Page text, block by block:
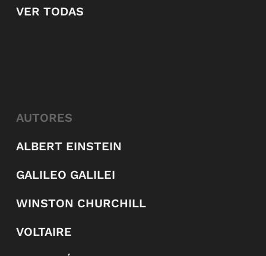
VER TODAS
AUTORES
ALBERT EINSTEIN
GALILEO GALILEI
WINSTON CHURCHILL
VOLTAIRE